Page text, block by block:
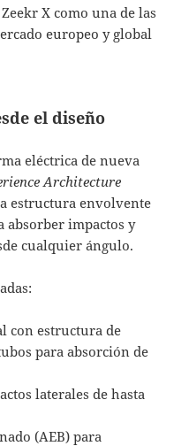
X como una de las
europeo y global
el diseño
eléctrica de nueva
Architecture
estructura envolvente
absorber impactos y
cualquier ángulo.
con estructura de
para absorción de
laterales de hasta
(AEB) para